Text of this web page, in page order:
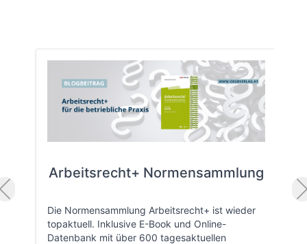
Arbeitsrecht+ Normensammlung
Die Normensammlung Arbeitsrecht+ ist wieder
topaktuell. Inklusive E-Book und Online-
Datenbank mit über 600 tagesaktuellen